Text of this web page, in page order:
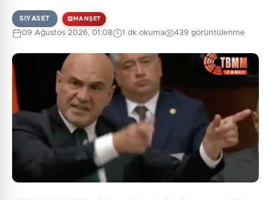
Güvenlik Sorusu:
10 + 1 = ?
Gönder
SIYASET MANŞET
09 Ağustos 2026, 01:08 1 dk okuma 439 görüntülenme